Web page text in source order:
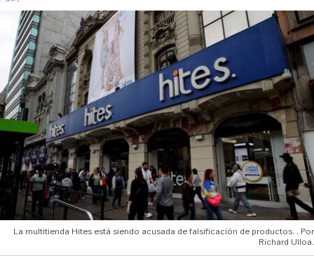
La multitienda Hites está siendo acusada de falsificación de productos.
Richard Ulloa.